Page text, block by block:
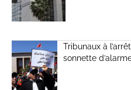
Tribunaux à
sonnette